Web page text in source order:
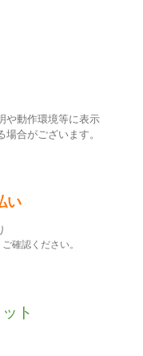
や動作環境等に表示
合がございます。
い
確認ください。
ト